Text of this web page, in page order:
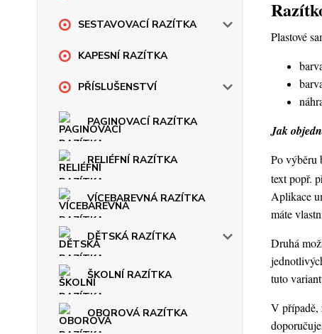
SESTAVOVACÍ RAZÍTKA
KAPESNÍ RAZÍTKA
PŘÍSLUŠENSTVÍ
PAGINOVACÍ RAZÍTKA
RELIÉFNÍ RAZÍTKA
VÍCEBAREVNÁ RAZÍTKA
DĚTSKÁ RAZÍTKA
ŠKOLNÍ RAZÍTKA
OBOROVÁ RAZÍTKA
Plastové
Jak
Po výběru
text popř.
Aplikace
máte
Druhá
tuto
V případě,